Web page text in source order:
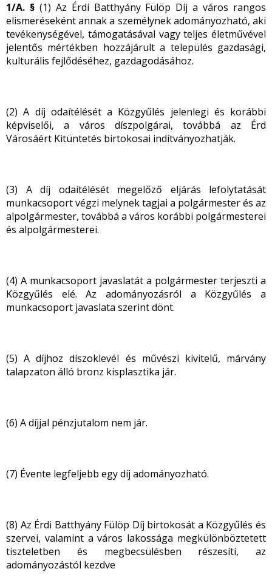
1/A. §(1) Az Érdi Batthyány Fülöp Díj a város rangos
elismeréseként annak a személynek adományozható, aki
tevékenységével, támogatásával vagy teljes életművével
jelentős mértékben hozzájárult a település gazdasági,
kulturális fejlődéséhez, gazdagodásához.
(2) A díj odaítélését a Közgyűlés jelenlegi és korábbi
képviselői, a város díszpolgárai, továbbá az Érd
Városáért Kitüntetés birtokosai indítványozhatják.
(3) A díj odaítélését megelőző eljárás lefolytatását
munkacsoport végzi melynek tagjai a polgármester és az
alpolgármester, továbbá a város korábbi polgármesterei
és alpolgármesterei.
(4) A munkacsoport javaslatát a polgármester terjeszti a
Közgyűlés elé. Az adományozásról a Közgyűlés a
munkacsoport javaslata szerint dönt.
(5) A díjhoz díszoklevél és művészi kivitelű, márvány
talapzaton álló bronz kisplasztika jár.
(6) A díjjal pénzjutalom nem jár.
(7) Évente legfeljebb egy díj adományozható.
(8) Az Érdi Batthyány Fülöp Díj birtokosát a Közgyűlés és
szervei, valamint a város lakossága megkülönböztetett
tiszteletben és megbecsülésben részesíti, az
adományozástól kezdve